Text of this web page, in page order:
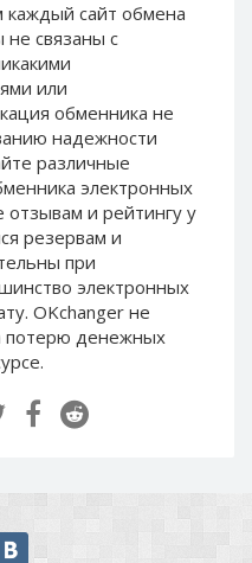
сайт обмена
связаны c
или
обменника не
надежности
различные
электронных
и рейтингу у
резервам и
при
электронных
OKchanger не
потерю денежных
Paymer USD
Paymer RUB
Paymer UAH
Capitalist USD
Capitalist RUB
Capitalist EUR
Payoneer USD
Payoneer EUR
Revolut Binance USD
(BUSD)
Revolut USD
Revolut GBP
Piastrix USD